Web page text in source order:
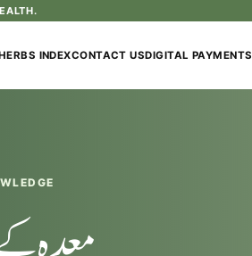
INDEXCONTACT USDIGITAL PAYMENTS